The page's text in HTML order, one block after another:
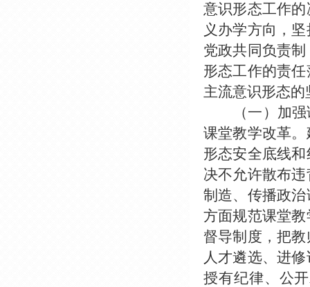
意识形态工作
义办学方向，
党政共同负责
形态工作的责
主流意识形态的
（一）加
课堂教学改革
形态安全底线
决不允许散布
制造、传播政
方面规范课堂
督导制度，把
人才遴选、进
授有纪律、公